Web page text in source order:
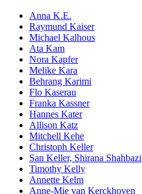
Anna K.E.
Raymund Kaiser
Michael Kalhous
Ata Kam
Nora Kapfer
Melike Kara
Behrang Karimi
Flo Kaserau
Franka Kassner
Hannes Kater
Allison Katz
Mitchell Kehe
Christoph Keller
San Keller, Shirana Shahbazi
Timothy Kelly
Annette Kelm
Anne-Mie van Kerckhoven